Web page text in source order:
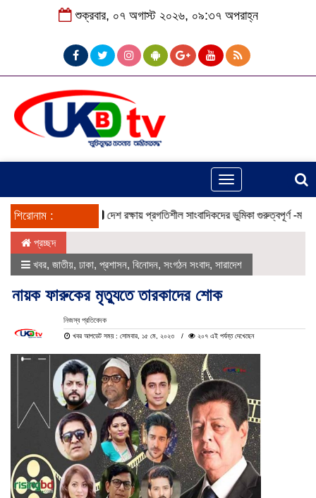
শুক্রবার, ০৭ অগাস্ট ২০২৬, ০৯:৩৭ অপরাহ্ন
Toggle
navigation
শিরোনাম :
যুবক আটক দেশ রক্ষায় প্রগতিশীল সাংবাদিকদের ভুমিকা গুরুত্বপূর্ণ -মহিবুল
প্রচ্ছদ
খবর, জাতীয়, ঢাকা, প্রশাসন, বিনোদন, সংগঠন সংবাদ, সারাদেশ
নায়ক ফারুকের মৃত্যুতে তারকাদের শোক
নিজস্ব প্রতিবেদক
খবর আপডেট সময় : সোমবার, ১৫ মে, ২০২৩ ২০৭ এই পর্যন্ত দেখেছেন